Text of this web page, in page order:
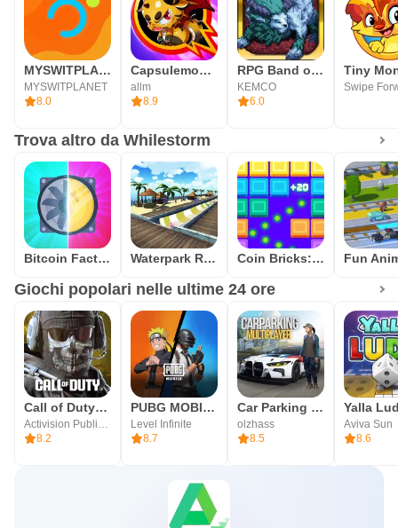
MYSWITPLANET
MYSWITPLANET
8.0
Capsulemon Fight! : Global Mon
allm
8.9
RPG Band of Monsters
KEMCO
6.0
Tiny
Trova altro da Whilestorm
Bitcoin Factory Idle Miner BTC Waterpark Race Coin Bricks: Crush Master
Giochi popolari nelle ultime 24 ore
Call of Duty®: Mobile
8.2
PUBG MOBILE
Level Infinite
8.7
Car Parking Multiplayer
olzhass
8.5
Aviva Sun
8.6